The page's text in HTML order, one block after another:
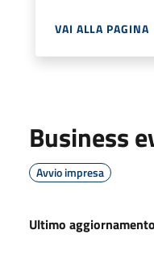
VAI ALLA PAGINA
Business
Avvio impresa
Ultimo aggiornamento